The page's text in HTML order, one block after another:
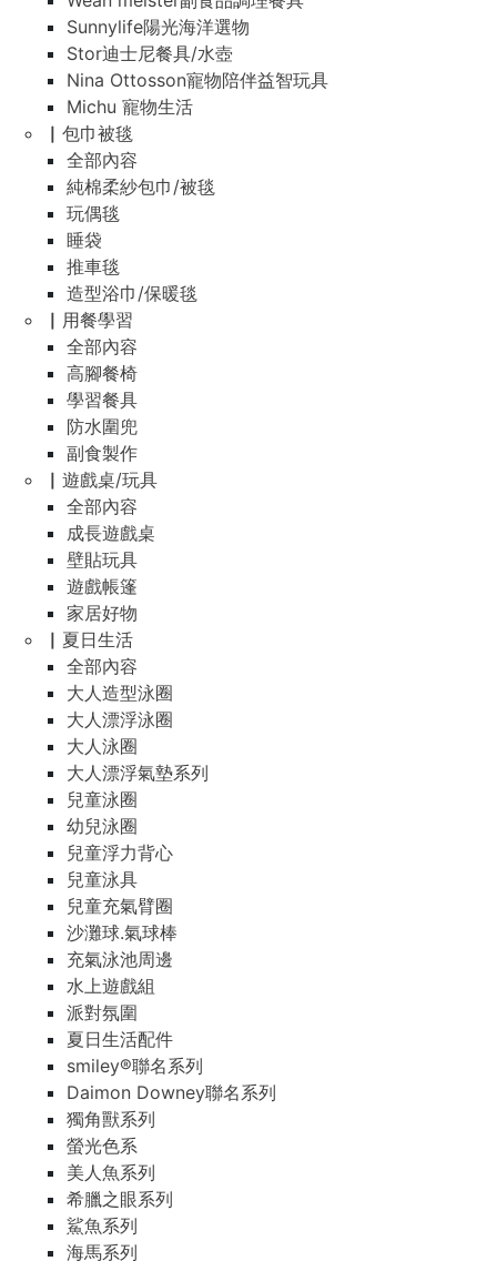
Sunnylife陽光海洋選物
Stor迪士尼餐具/水壺
Nina Ottosson寵物陪伴益智玩具
Michu 寵物生活
▏包巾被毯
全部內容
純棉柔紗包巾/被毯
玩偶毯
睡袋
推車毯
造型浴巾/保暖毯
▏用餐學習
全部內容
高腳餐椅
學習餐具
防水圍兜
副食製作
▏遊戲桌/玩具
全部內容
成長遊戲桌
壁貼玩具
遊戲帳篷
家居好物
▏夏日生活
全部內容
大人造型泳圈
大人漂浮泳圈
大人泳圈
大人漂浮氣墊系列
兒童泳圈
幼兒泳圈
兒童浮力背心
兒童泳具
兒童充氣臂圈
沙灘球.氣球棒
充氣泳池周邊
水上遊戲組
派對氛圍
夏日生活配件
smiley®聯名系列
Daimon Downey聯名系列
獨角獸系列
螢光色系
美人魚系列
希臘之眼系列
鯊魚系列
海馬系列